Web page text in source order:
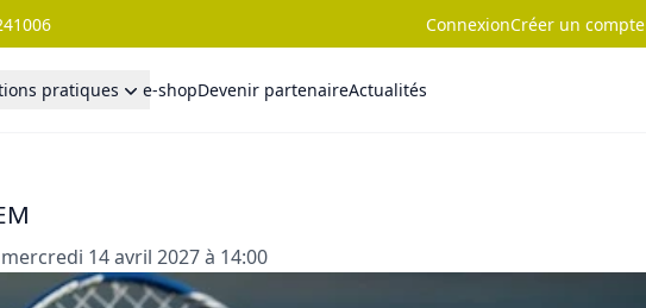
ConnexionCréer un compte
pratiques e-shopDevenir partenaireActualités
14 avril 2027 à 14:00